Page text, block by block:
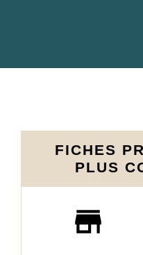
FICHES
PLUS
store